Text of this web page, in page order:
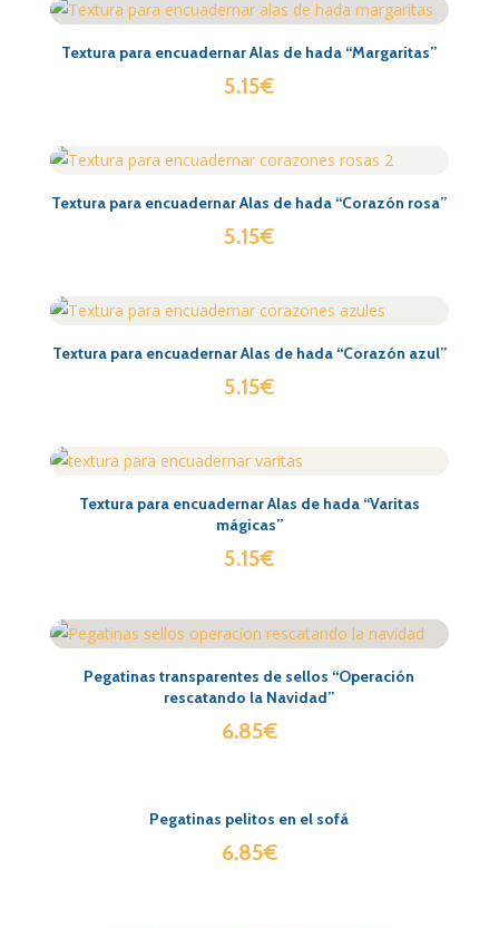
Textura para encuadernar Alas de hada “Margaritas”
5.15€
Textura para encuadernar Alas de hada “Corazón rosa”
5.15€
Textura para encuadernar Alas de hada “Corazón azul”
5.15€
Textura para encuadernar Alas de hada “Varitas
mágicas”
5.15€
Pegatinas transparentes de sellos “Operación
rescatando la Navidad”
6.85€
Pegatinas pelitos en el sofá
6.85€